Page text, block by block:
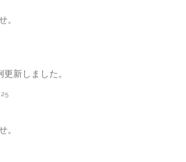
。
更新しました。
。